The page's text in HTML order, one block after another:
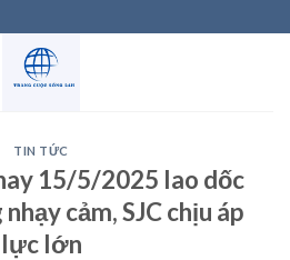
TIN TỨC
15/5/2025 lao dốc
cảm, SJC chịu áp
lực lớn